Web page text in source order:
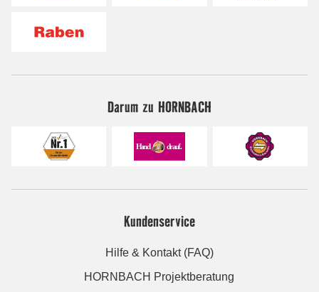
Darum zu HORNBACH
Kundenservice
Hilfe & Kontakt (FAQ)
HORNBACH Projektberatung